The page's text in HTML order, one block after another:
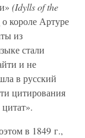
(Idylls of the
короле Артуре
из
стали
и не
в русский
цитирования
в 1849 г.,